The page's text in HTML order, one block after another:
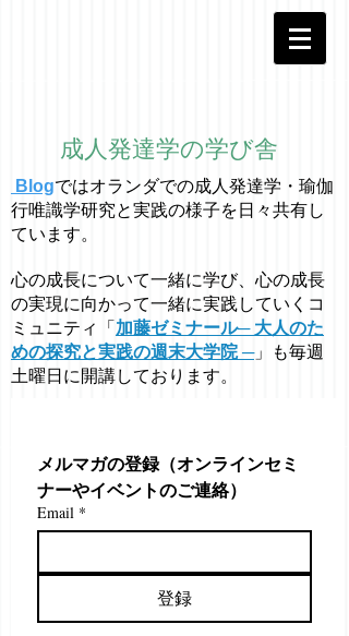
成人発達学の学び舎
Blogではオラ ンダでの成人発達学・ 瑜伽
行唯識学研究と実践の様子を日々共有し
ています。
心の成長について一緒に学び、心の成長
の実現に向かって一緒に実践していくコ
ミュニティ「 加藤ゼミナール─ 大人のた
めの探究と実践の週末大学院 ─」も毎週
土曜日に開講しております。
メルマガの登録（オンラインセミ
ナーやイベントのご連絡）
Email *
登録